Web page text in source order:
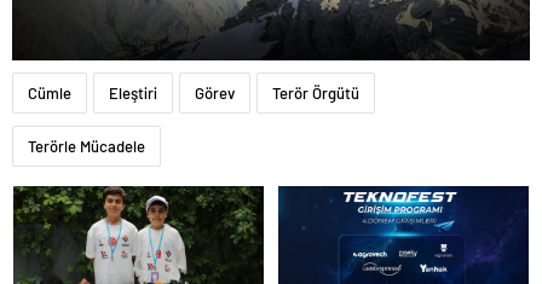
Cümle Eleştiri Görev Terör Örgütü
Terörle Mücadele